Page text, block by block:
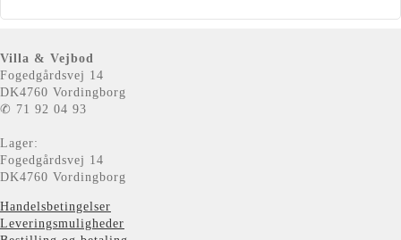
Villa & Vejbod
Fogedgårdsvej 14
DK4760 Vordingborg
✆ 71 92 04 93
Lager:
Fogedgårdsvej 14
DK4760 Vordingborg
Handelsbetingelser
Leveringsmuligheder